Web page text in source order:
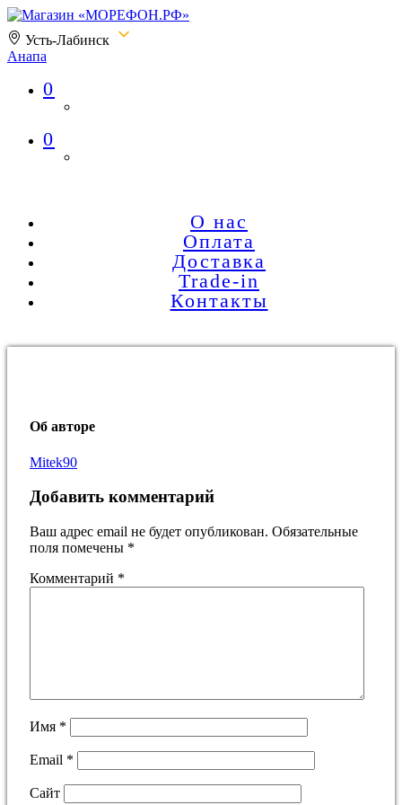
Усть-Лабинск
Анапа
Магазин «МОРЕФОН.РФ»
0
0
О нас
Оплата
Доставка
Trade-in
Контакты
Об авторе
Mitek90
Добавить комментарий
Ваш адрес email не будет опубликован. Обязательные
поля помечены *
Комментарий *
Имя *
Email *
Сайт